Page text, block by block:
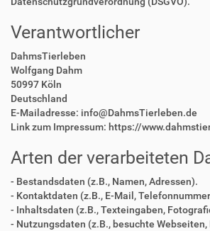
Verantwortlicher
DahmsTierleben
Wolfgang Dahm
50997 Köln
Deutschland
E-Mailadresse: info@DahmsTierleben.de
Link zum Impressum: https://
Arten der verarbeiteten
- Bestandsdaten (z.B., Namen, Adressen).
- Kontaktdaten (z.B., E-Mail,
- Inhaltsdaten (z.B., Texteingaben,
- Nutzungsdaten (z.B., besuchte